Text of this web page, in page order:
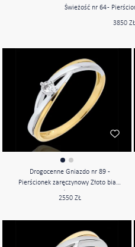
Świeżość nr 64 -
3850 ZŁ
Drogocenne Gniazdo nr 89 -
Pierścionek zaręczynowy Złoto białe
2550 ZŁ